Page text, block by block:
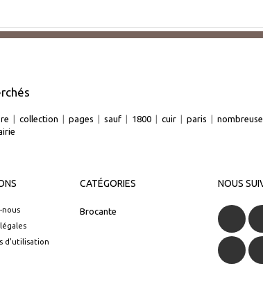
| collection | pages | sauf | 1800 | cuir | paris |
nous
d'utilisation
CATÉGORIES
Brocante
NOUS